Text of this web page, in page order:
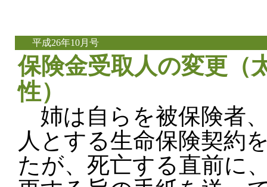
平成26年10月号
保険金受取人の変更（
性）
姉は自らを被保険者
人とする生命保険契約
たが、死亡する直前に